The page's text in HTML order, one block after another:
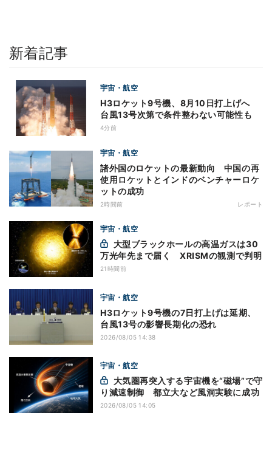
新着記事
宇宙・航空
H3ロケット9号機、8月10日打上げへ
台風13号次第で条件整わない可能性も
4分前
宇宙・航空
諸外国のロケットの最新動向 中国の再
使用ロケットとインドのベンチャーロケ
ットの成功
2時間前 レポート
宇宙・航空
万光年先まで届く XRISMの観測で判明
21時間前
宇宙・航空
H3ロケット9号機の7日打上げは延期、
台風13号の影響長期化の恐れ
2026/08/05 14:38
宇宙・航空
り減速制御 都立大など風洞実験に成功
2026/08/05 14:05